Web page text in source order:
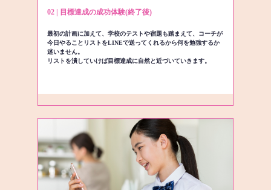
02 | 目標達成の成功体験(終了後)
最初の計画に加えて、学校のテストや宿題も踏まえて、コーチが
今日やることリストをLINEで送ってくれるから何を勉強するか
迷いません。
リストを潰していけば目標達成に自然と近づいていきます。